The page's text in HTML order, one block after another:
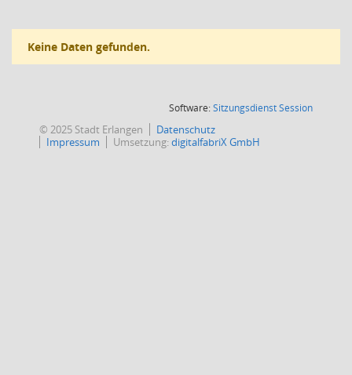
Keine Daten gefunden.
Software:SitzungsdienstSession(Wird in
© 2025 Stadt Erlangen
Datenschutz
Impressum
Umsetzung:digitalfabriX GmbH